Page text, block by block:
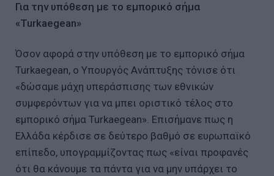
Για την υπόθεση με το εμπορικό σήμα
«Turkaegean»
Όσον αφορά στην υπόθεση με το εμπορικό σήμα
Turkaegean, ο Υπουργός Ανάπτυξης τόνισε ότι
«δώσαμε μάχη υπεράσπισης των εθνικών
συμφερόντων για να μπει οριστικό τέλος στο
εμπορικό σήμα Turkaegean». Επισήμανε πως η
Ελλάδα κέρδισε σε δεύτερο βαθμό σε ευρωπαϊκό
επίπεδο, υπογραμμίζοντας πως «είναι προφανές
ότι θα κάνουμε τα πάντα για να μην υπάρχει το